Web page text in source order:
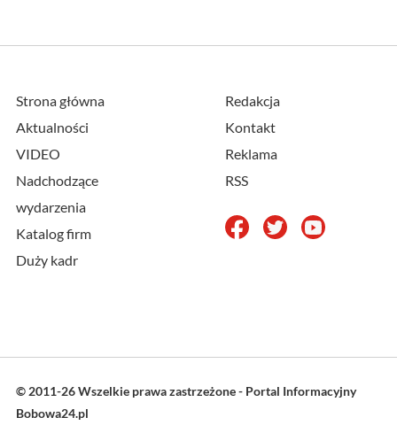
Strona główna
Aktualności
VIDEO
Nadchodzące
wydarzenia
Katalog firm
Duży kadr
Redakcja
Kontakt
Reklama
RSS
© 2011-26 Wszelkie prawa zastrzeżone - Portal Informacyjny
Bobowa24.pl